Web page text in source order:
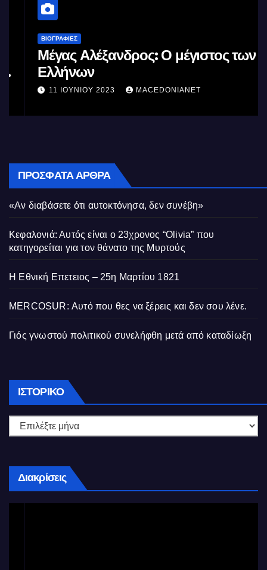
ΒΙΟΓΡΑΦΊΕΣ
Μέγας Αλέξανδρος: Ο μέγιστος των
Ελλήνων
11 ΙΟΥΝΊΟΥ 2023 MACEDONIANET
ΠΡΌΣΦΑΤΑ ΆΡΘΡΑ
«Αν διαβάσετε ότι αυτοκτόνησα, δεν συνέβη»
Κεφαλονιά: Αυτός είναι ο 23χρονος “Olivia” που
κατηγορείται για τον θάνατο της Μυρτούς
Η Εθνική Επετειος – 25η Μαρτίου 1821
MERCOSUR: Αυτό που θες να ξέρεις και δεν σου λένε.
Γιός γνωστού πολιτικού συνελήφθη μετά από καταδίωξη
ΙΣΤΟΡΙΚΌ Ιστορικό
Διακρίσεις